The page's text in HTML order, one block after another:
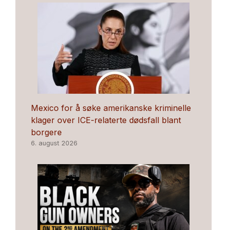
Mexico for å søke amerikanske kriminelle
klager over ICE-relaterte dødsfall blant
borgere
6. august 2026